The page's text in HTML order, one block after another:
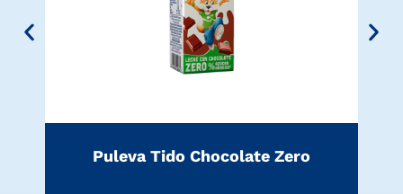
Puleva Tido Chocolate Zero